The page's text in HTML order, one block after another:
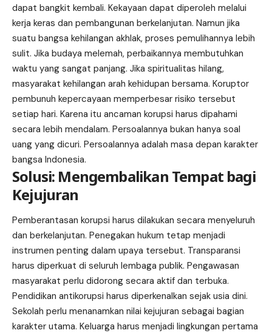
dapat bangkit kembali. Kekayaan dapat diperoleh melalui
kerja keras dan pembangunan berkelanjutan. Namun jika
suatu bangsa kehilangan akhlak, proses pemulihannya lebih
sulit. Jika budaya melemah, perbaikannya membutuhkan
waktu yang sangat panjang. Jika spiritualitas hilang,
masyarakat kehilangan arah kehidupan bersama. Koruptor
pembunuh kepercayaan memperbesar risiko tersebut
setiap hari. Karena itu ancaman korupsi harus dipahami
secara lebih mendalam. Persoalannya bukan hanya soal
uang yang dicuri. Persoalannya adalah masa depan karakter
bangsa Indonesia.
Solusi: Mengembalikan Tempat bagi
Kejujuran
Pemberantasan korupsi harus dilakukan secara menyeluruh
dan berkelanjutan. Penegakan hukum tetap menjadi
instrumen penting dalam upaya tersebut. Transparansi
harus diperkuat di seluruh lembaga publik. Pengawasan
masyarakat perlu didorong secara aktif dan terbuka.
Pendidikan antikorupsi harus diperkenalkan sejak usia dini.
Sekolah perlu menanamkan nilai kejujuran sebagai bagian
karakter utama. Keluarga harus menjadi lingkungan pertama